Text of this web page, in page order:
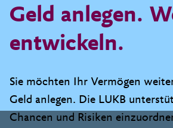
Geld anlegen.
entwickeln.
Sie möchten Ihr Vermögen
Geld anlegen. Die LUKB
Chancen und Risiken